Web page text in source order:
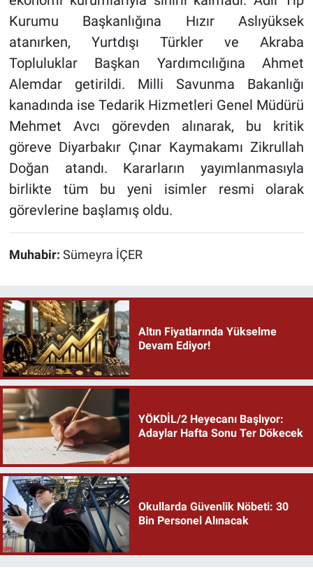
Kurumu Başkanlığına Hızır Aslıyüksek
atanırken, Yurtdışı Türkler ve Akraba
Topluluklar Başkan Yardımcılığına Ahmet
Alemdar getirildi. Milli Savunma Bakanlığı
kanadında ise Tedarik Hizmetleri Genel Müdürü
Mehmet Avcı görevden alınarak, bu kritik
göreve Diyarbakır Çınar Kaymakamı Zikrullah
Doğan atandı. Kararların yayımlanmasıyla
birlikte tüm bu yeni isimler resmi olarak
görevlerine başlamış oldu.
Muhabir: Sümeyra İÇER
Altın Fiyatlarında Yükselme
Devam Ediyor!
YÖKDİL/2 Heyecanı Başlıyor:
Adaylar Hafta Sonu Ter Dökecek
Okullarda Güvenlik Nöbeti: 30
Bin Personel Alınacak